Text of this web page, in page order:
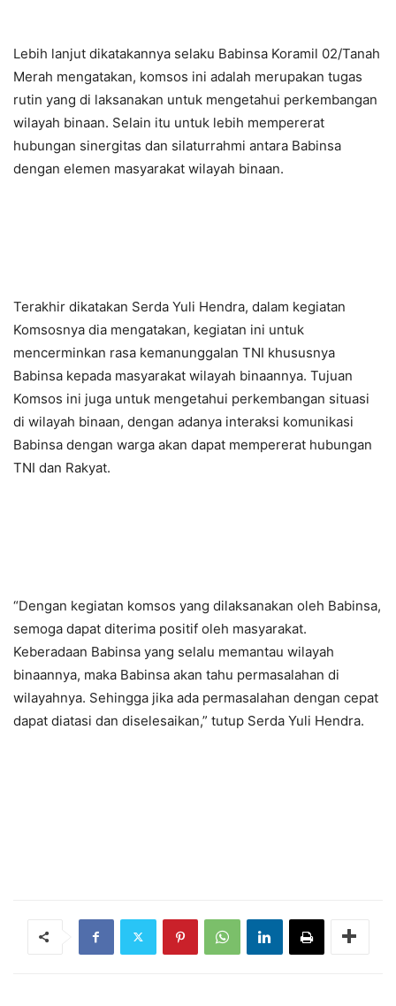
Lebih lanjut dikatakannya selaku Babinsa Koramil 02/Tanah
Merah mengatakan, komsos ini adalah merupakan tugas
rutin yang di laksanakan untuk mengetahui perkembangan
wilayah binaan. Selain itu untuk lebih mempererat
hubungan sinergitas dan silaturrahmi antara Babinsa
dengan elemen masyarakat wilayah binaan.
Terakhir dikatakan Serda Yuli Hendra, dalam kegiatan
Komsosnya dia mengatakan, kegiatan ini untuk
mencerminkan rasa kemanunggalan TNI khususnya
Babinsa kepada masyarakat wilayah binaannya. Tujuan
Komsos ini juga untuk mengetahui perkembangan situasi
di wilayah binaan, dengan adanya interaksi komunikasi
Babinsa dengan warga akan dapat mempererat hubungan
TNI dan Rakyat.
“Dengan kegiatan komsos yang dilaksanakan oleh Babinsa,
semoga dapat diterima positif oleh masyarakat.
Keberadaan Babinsa yang selalu memantau wilayah
binaannya, maka Babinsa akan tahu permasalahan di
wilayahnya. Sehingga jika ada permasalahan dengan cepat
dapat diatasi dan diselesaikan,” tutup Serda Yuli Hendra.